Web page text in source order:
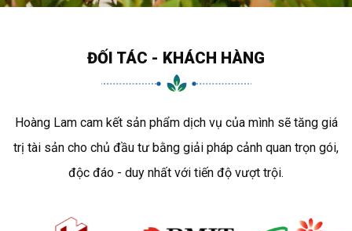
ĐỐI TÁC - KHÁCH HÀNG
Hoàng Lam cam kết sản phẩm dịch vụ của mình sẽ tăng giá
trị tài sản cho chủ đầu tư bằng giải pháp cảnh quan trọn gói,
độc đáo - duy nhất với tiến độ vượt trội.